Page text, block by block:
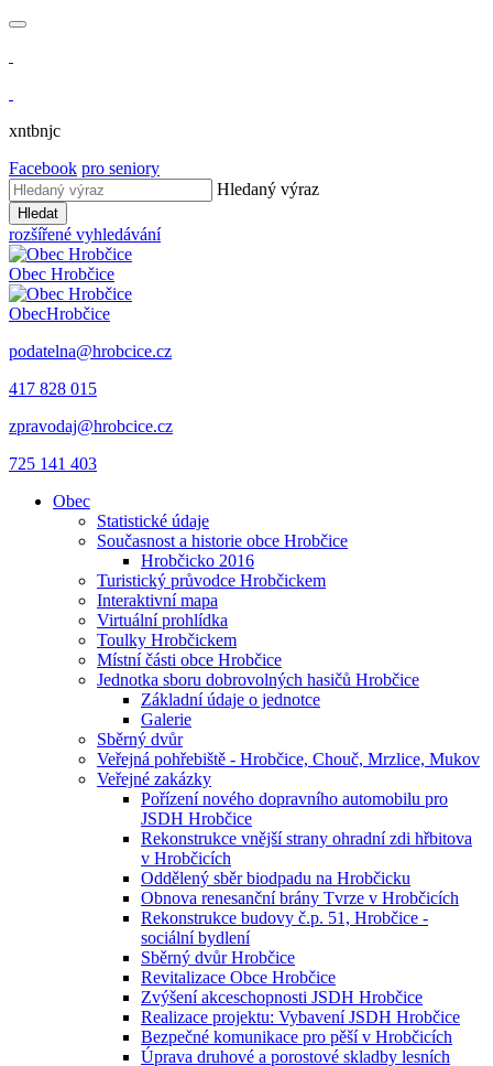
xntbnjc
Facebook pro seniory
Hledaný výraz
Hledat
rozšířené vyhledávání
Obec Hrobčice
ObecHrobčice
podatelna@hrobcice.cz
417 828 015
zpravodaj@hrobcice.cz
725 141 403
Obec
Statistické údaje
Současnost a historie obce Hrobčice
Hrobčicko 2016
Turistický průvodce Hrobčickem
Interaktivní mapa
Virtuální prohlídka
Toulky Hrobčickem
Místní části obce Hrobčice
Jednotka sboru dobrovolných hasičů Hrobčice
Základní údaje o jednotce
Galerie
Sběrný dvůr
Veřejná pohřebiště - Hrobčice, Chouč, Mrzlice, Mukov
Veřejné zakázky
Pořízení nového dopravního automobilu pro
JSDH Hrobčice
Rekonstrukce vnější strany ohradní zdi hřbitova
v Hrobčicích
Oddělený sběr biodpadu na Hrobčicku
Obnova renesanční brány Tvrze v Hrobčicích
Rekonstrukce budovy č.p. 51, Hrobčice -
sociální bydlení
Sběrný dvůr Hrobčice
Revitalizace Obce Hrobčice
Zvýšení akceschopnosti JSDH Hrobčice
Realizace projektu: Vybavení JSDH Hrobčice
Bezpečné komunikace pro pěší v Hrobčicích
Úprava druhové a porostové skladby lesních